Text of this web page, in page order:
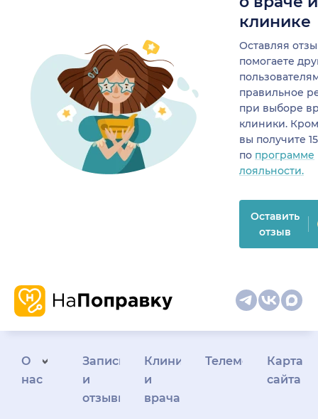
клинике
Оставляя
помогаете
правильное
при выборе
клиники.
вы получите
по программе
лояльности.
Оставить
отзыв
О
нас
Запись
и
отзывы
Клиникам
и
врачам
Телемедицина
Карта
сайта